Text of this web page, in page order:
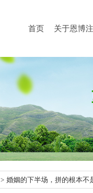
首页 关于恩博
> 婚姻的下半场，拼的根本不